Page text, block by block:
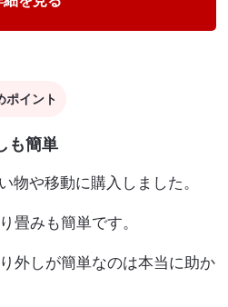
ポイント
も簡単
物や移動に購入しました。
畳みも簡単です。
外しが簡単なのは本当に助か